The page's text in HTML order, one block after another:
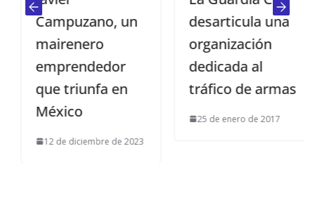
Campuzano, un
mairenero
emprendedor
que triunfa en
México
12 de diciembre de 2023
desarticula una
organización
dedicada al
tráfico de armas
25 de enero de 2017